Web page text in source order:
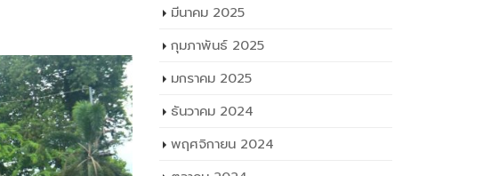
มีนาคม 2025
กุมภาพันธ์ 2025
มกราคม 2025
ธันวาคม 2024
พฤศจิกายน 2024